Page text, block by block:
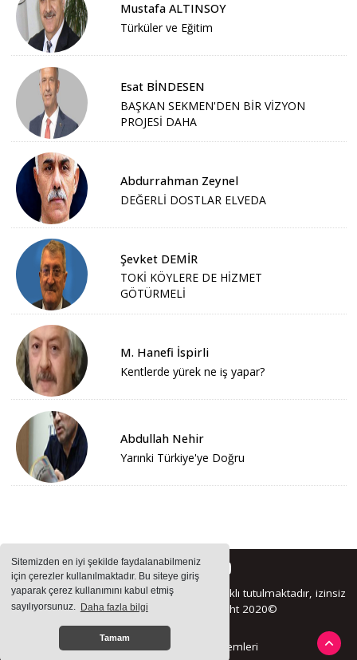
Sitemizden en iyi şekilde faydalanabilmeniz
için çerezler kullanılmaktadır. Bu siteye giriş
yaparak çerez kullanımını kabul etmiş
sayılıyorsunuz. Daha fazla bilgi
Tamam
Mustafa ALTINSOY
Türküler ve Eğitim
Esat BİNDESEN
BAŞKAN SEKMEN'DEN BİR VİZYON
PROJESİ DAHA
Abdurrahman Zeynel
DEĞERLİ DOSTLAR ELVEDA
Şevket DEMİR
TOKİ KÖYLERE DE HİZMET
GÖTÜRMELİ
M. Hanefi İspirli
Kentlerde yürek ne iş yapar?
Abdullah Nehir
Yarınki Türkiye'ye Doğru
Sitemizde bulunan içeriklerin tüm hakları saklı tutulmaktadır, izinsiz
içerikler kullanılamaz. Copyright 2020©
Haber Yazılımı: Haber Sistemleri